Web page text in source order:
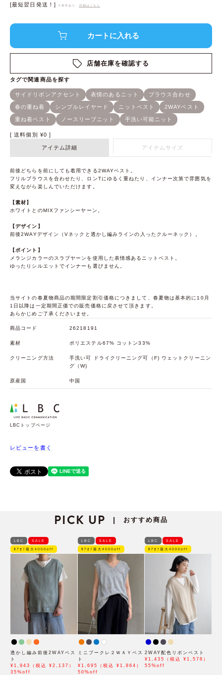
[最短翌日発送！] ※条件あり、 詳細はこちら
店舗在庫を確認する
送料個別 ¥0
アイテム詳細 アイテムサイズ
前後どちらを前にしても着用できる2WAYベスト。
フリルブラウスを合わせたり、ロンTにゆるく重ねたり、インナー次第で雰囲気を
変えながら楽しんでいただけます。
【素材】
ホワイトとのMIXファンシーヤーン。
【デザイン】
前後2WAYデザイン（Vネックと透かし編みラインの入ったクルーネック）。
【ポイント】
メランジカラーのスラブヤーンを使用した表情感あるニットベスト。
ゆったりシルエットでインナーも選びません。
当サイトの春夏物商品の期間限定割引価格につきまして、春夏物は基本的に10月
1日以降は一定期間正価での販売価格に戻させて頂きます。
あらかじめご了承くださいませ。
商品コード 26218191
素材 ポリエステル67% コットン33%
クリーニング方法
手洗い可 ドライクリーニング可（F) ウェットクリーニン
グ（W)
原産国 中国
LBCトップページ
レビューを書く
PICK UP | おすすめ商品
LBC SALE
ﾓｱｵﾌ最大4000off
透かし編み前後2WAYベス
ト
¥1,943（税込 ¥2,137）
35%off
LBC SALE
ﾓｱｵﾌ最大4000off
ミニブークレ２ＷＡＹベス
ト
¥1,695（税込 ¥1,864）
50%off
LBC SALE
ﾓｱｵﾌ最大4000off
2WAY配色リボンベスト
¥1,435（税込 ¥1,578）
55%off